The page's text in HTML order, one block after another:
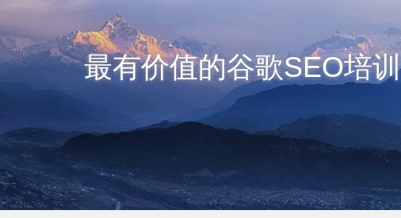
最有价值的谷歌SEO培